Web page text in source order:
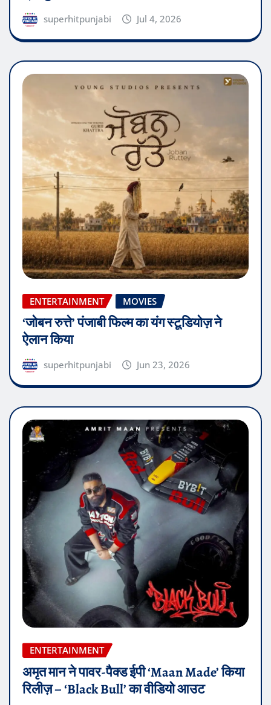
superhitpunjabi Jul 4, 2026
ENTERTAINMENT MOVIES
‘जोबन रुत्ते’ पंजाबी फिल्म का यंग स्टूडियोज़ ने
ऐलान किया
superhitpunjabi Jun 23, 2026
ENTERTAINMENT
अमृत मान ने पावर-पैक्ड ईपी ‘Maan Made’ किया
रिलीज़ – ‘Black Bull’ का वीडियो आउट